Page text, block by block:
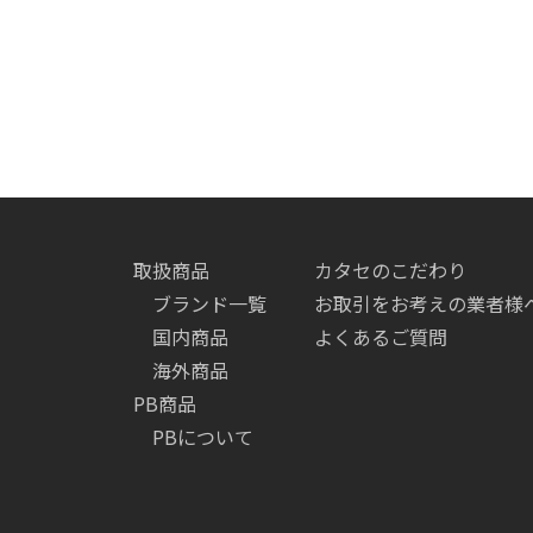
取扱商品
ブランド一覧
国内商品
海外商品
PB商品
PBについて
カタセのこだわり
お取引をお考えの業者様
よくあるご質問